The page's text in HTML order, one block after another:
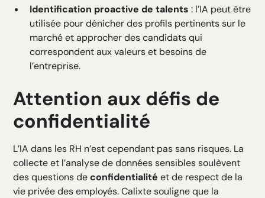
Identification proactive de talents : l’IA peut être
utilisée pour dénicher des profils pertinents sur le
marché et approcher des candidats qui
correspondent aux valeurs et besoins de
l’entreprise.
Attention aux défis de
confidentialité
L’IA dans les RH n’est cependant pas sans risques. La
collecte et l’analyse de données sensibles soulèvent
des questions deconfidentialité et de respect de la
vie privée des employés. Calixte souligne que la